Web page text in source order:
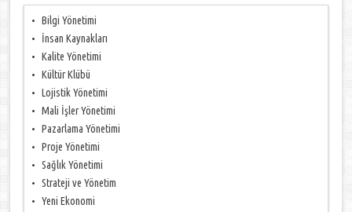
Bilgi Yönetimi
İnsan Kaynakları
Kalite Yönetimi
Kültür Klübü
Lojistik Yönetimi
Mali İşler Yönetimi
Pazarlama Yönetimi
Proje Yönetimi
Sağlık Yönetimi
Strateji ve Yönetim
Yeni Ekonomi